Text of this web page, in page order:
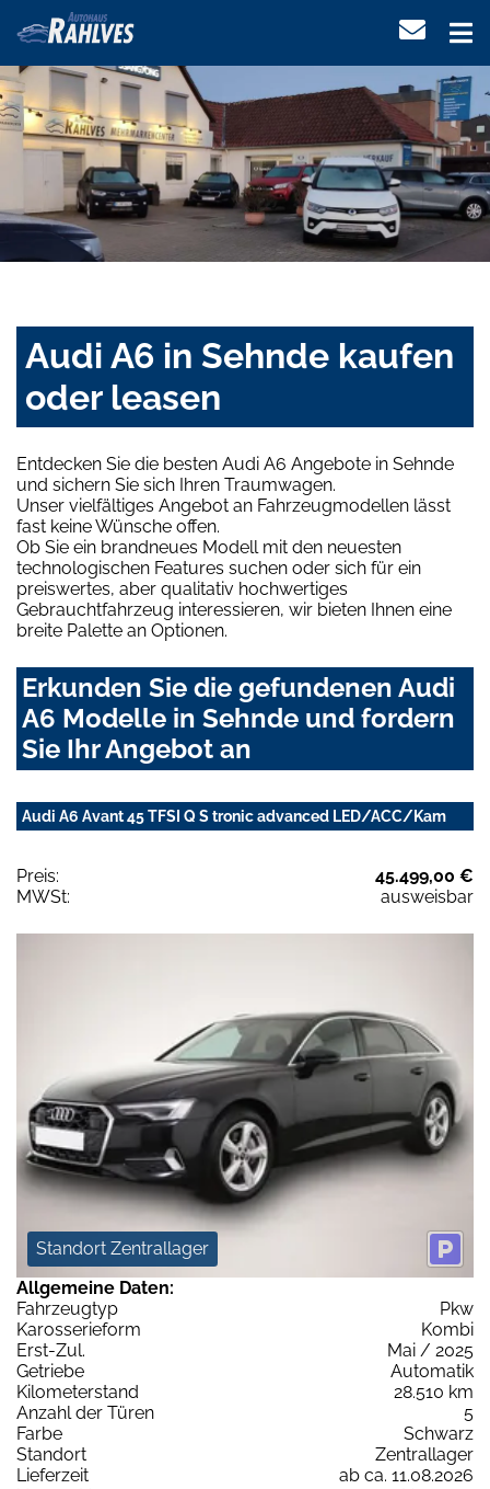
Audi A6 in Sehnde kaufen
oder leasen
Entdecken Sie die besten Audi A6 Angebote in Sehnde
und sichern Sie sich Ihren Traumwagen.
Unser vielfältiges Angebot an Fahrzeugmodellen lässt
fast keine Wünsche offen.
Ob Sie ein brandneues Modell mit den neuesten
technologischen Features suchen oder sich für ein
preiswertes, aber qualitativ hochwertiges
Gebrauchtfahrzeug interessieren, wir bieten Ihnen eine
breite Palette an Optionen.
Erkunden Sie die gefundenen Audi
A6 Modelle in Sehnde und fordern
Sie Ihr Angebot an
Audi A6 Avant 45 TFSI Q S tronic advanced LED/ACC/Kam
Preis:
45.499,00 €
MWSt:
ausweisbar
Standort Zentrallager
Allgemeine Daten:
Fahrzeugtyp
Pkw
Karosserieform
Kombi
Erst-Zul.
Mai / 2025
Getriebe
Automatik
Kilometerstand
28.510 km
Anzahl der Türen
5
Farbe
Schwarz
Standort
Zentrallager
Lieferzeit
ab ca. 11.08.2026